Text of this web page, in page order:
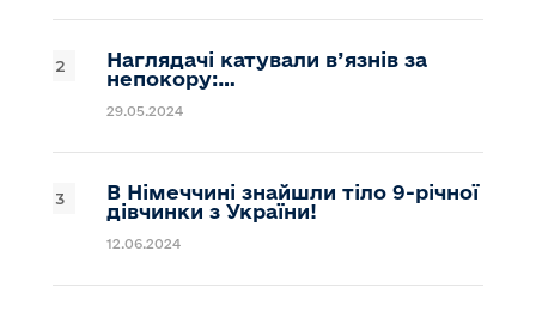
Наглядачі катували в’язнів за
непокору:…
29.05.2024
В Німеччині знайшли тіло 9-річної
дівчинки з України!
12.06.2024